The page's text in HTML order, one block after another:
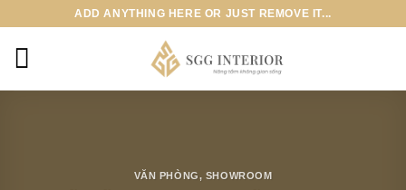
ADD ANYTHING HERE OR JUST REMOVE IT...
VĂN PHÒNG, SHOWROOM